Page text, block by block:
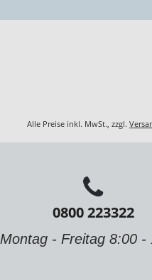
Alle Preise inkl. MwSt., zzgl.
0800 223322
Montag - Freitag 8:00 -